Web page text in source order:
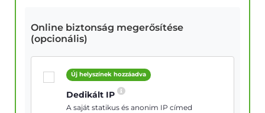
Online biztonság megerősítése
(opcionális)
Új helyszínek hozzáadva
Dedikált IP
A saját statikus és anonim IP címed